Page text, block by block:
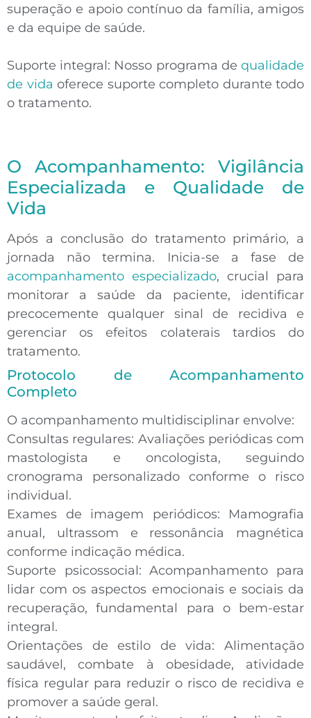
superação e apoio contínuo da família, amigos
e da equipe de saúde.
Suporte integral: Nosso programa dequalidade
de vida oferece suporte completo durante todo
o tratamento.
O Acompanhamento: Vigilância
Especializada e Qualidade de
Vida
Após a conclusão do tratamento primário, a
jornada não termina. Inicia-se a fase de
acompanhamento especializado, crucial para
monitorar a saúde da paciente, identificar
precocemente qualquer sinal de recidiva e
gerenciar os efeitos colaterais tardios do
tratamento.
Protocolo de Acompanhamento
Completo
O acompanhamento multidisciplinar envolve:
Consultas regulares: Avaliações periódicas com
mastologista e oncologista, seguindo
cronograma personalizado conforme o risco
individual.
Exames de imagem periódicos: Mamografia
anual, ultrassom e ressonância magnética
conforme indicação médica.
Suporte psicossocial: Acompanhamento para
lidar com os aspectos emocionais e sociais da
recuperação, fundamental para o bem-estar
integral.
Orientações de estilo de vida: Alimentação
saudável, combate à obesidade, atividade
física regular para reduzir o risco de recidiva e
promover a saúde geral.